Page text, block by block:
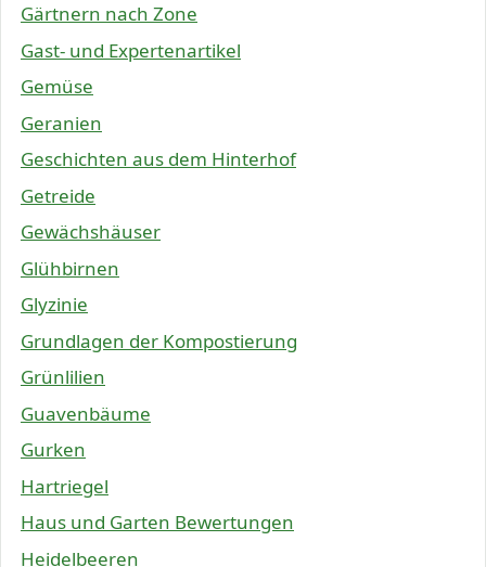
Gärtnern nach Zone
Gast- und Expertenartikel
Gemüse
Geranien
Geschichten aus dem Hinterhof
Getreide
Gewächshäuser
Glühbirnen
Glyzinie
Grundlagen der Kompostierung
Grünlilien
Guavenbäume
Gurken
Hartriegel
Haus und Garten Bewertungen
Heidelbeeren